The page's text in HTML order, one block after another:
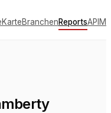
KarteBranchenReportsAPI